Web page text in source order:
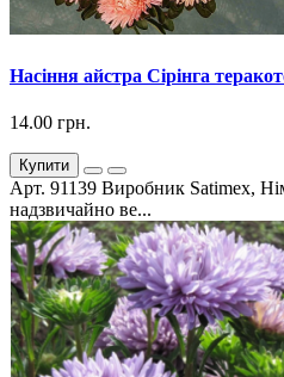
Насіння айстра Сірінга
14.00 грн.
Купити
Арт. 91139 Виробник Satimex,
надзвичайно ве...